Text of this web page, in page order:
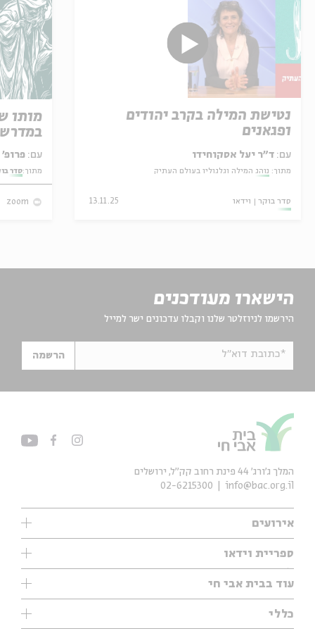
נטישת המילה בקרב יהודים
ופגאנים
עם: ד"ר יעל אסקוחידו
מתוך: נוהג המילה וגלגוליו בעולם העתיק
סדר בוקר וידאו 13.11.25
מותו
עם: פרופ' אביגדור שנאן
מתוך:סדר
zoom
הישארו מעודכנים
הירשמו לניוזלטר שלנו וקבלו עדכונים ישר למייל
*כתובת דוא"ל הרשמה
אירועים
אנגלית
מיוחדים
נוער
ספריית וידאו
עיון
מיוחדים
עוד בבית אבי חי
כללי
המלך ג'ורג' 44 פינת רחוב קק״ל, ירושלים
info@bac.org.il
02-6215300